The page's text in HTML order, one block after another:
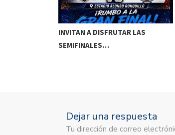
INVITAN A DISFRUTAR LAS
SEMIFINALES…
Dejar una respuesta
Tu dirección de correo